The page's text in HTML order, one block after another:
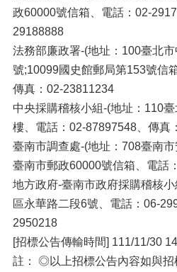
政60000號信箱、電話：02-
29188888
法務部廉政署-(地址：100臺北
號;10099國史館郵局第153號信
傳真：02-23811234
中央採購稽核小組-(地址：110
樓、電話：02-87897548、傳真
臺南市調查處-(地址：708臺南
臺南市郵政60000號信箱、電話
地方政府-臺南市政府採購稽核
區永華路二段6號、電話：06-
2950218
[招標公告傳輸時間] 111/11/30
註： ◎以上招標公告內容如與招